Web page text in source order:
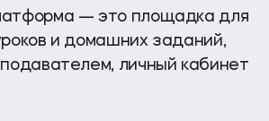
— это площадка для
и домашних заданий,
личный кабинет